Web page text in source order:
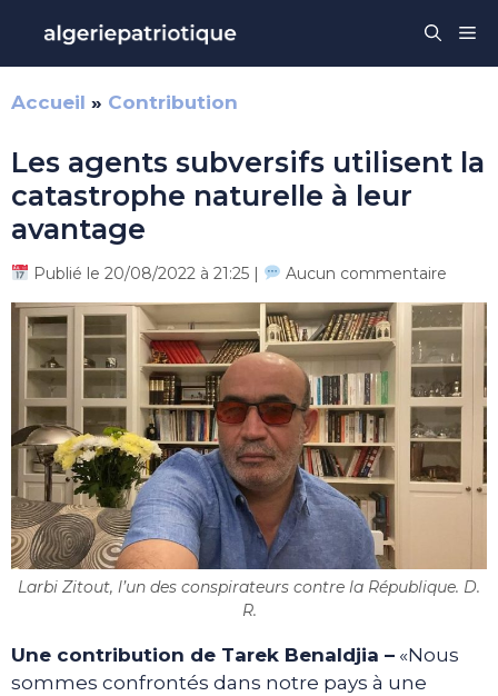
contenu
Accueil » Contribution
Les agents subversifs utilisent la
catastrophe naturelle à leur
avantage
Publié le 20/08/2022 à 21:25 | Aucun commentaire
Larbi Zitout, l’un des conspirateurs contre la République. D.
R.
Une contribution de Tarek Benaldjia – «Nous
sommes confrontés dans notre pays à une